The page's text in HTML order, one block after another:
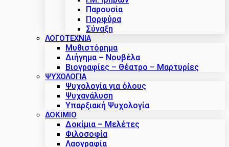
Παρουσία
Πορφύρα
Σύναξη
ΛΟΓΟΤΕΧΝΙΑ
Μυθιστόρημα
Διήγημα – Νουβέλα
Βιογραφίες – Θέατρο – Μαρτυρίες
ΨΥΧΟΛΟΓΙΑ
Ψυχολογία για όλους
Ψυχανάλυση
Υπαρξιακή Ψυχολογία
ΔΟΚΊΜΙΟ
Δοκίμια – Μελέτες
Φιλοσοφία
Λαογραφία